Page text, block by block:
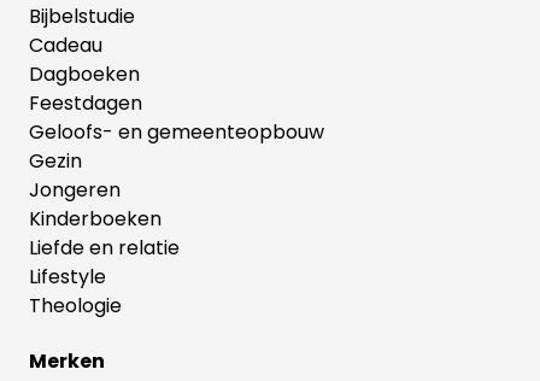
Bijbelstudie
Cadeau
Dagboeken
Feestdagen
Geloofs- en gemeenteopbouw
Gezin
Jongeren
Kinderboeken
Liefde en relatie
Lifestyle
Theologie
Merken